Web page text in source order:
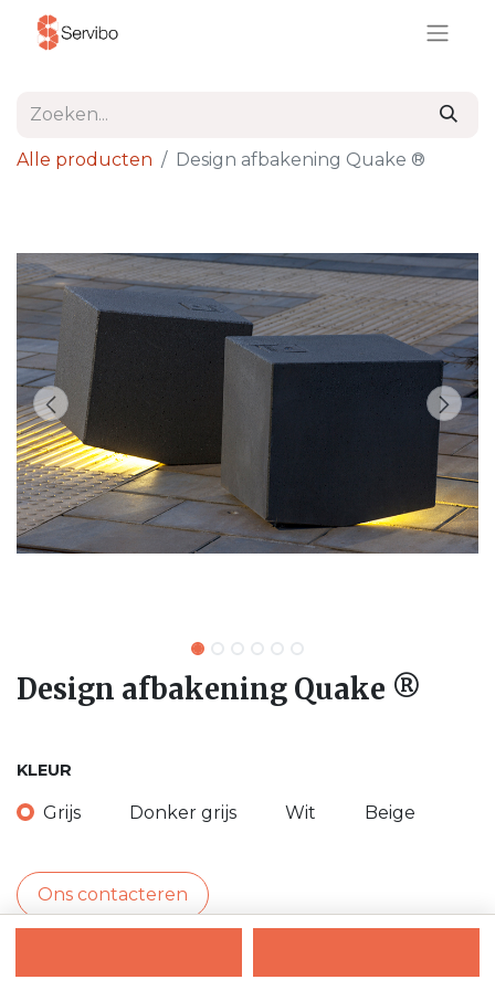
Alle producten Design afbakening Quake ®
Design afbakening Quake ®
KLEUR
Grijs Donker grijs Wit Beige
Ons contacteren